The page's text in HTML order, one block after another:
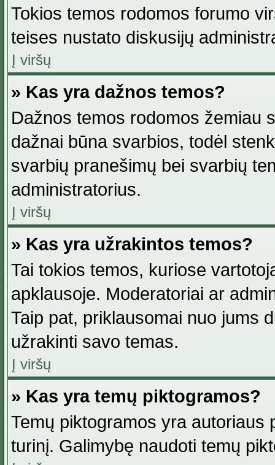
Tokios temos rodomos forumo
teises nustato diskusijų
Į viršų
» Kas yra dažnos temos?
Dažnos temos rodomos žemiau
dažnai būna svarbios, todėl
svarbių pranešimų bei svarbių
administratorius.
Į viršų
» Kas yra užrakintos temos?
Tai tokios temos, kuriose
apklausoje. Moderatoriai ar
Taip pat, priklausomai nuo jums
užrakinti savo temas.
Į viršų
» Kas yra temų piktogramos?
Temų piktogramos yra autoriaus
turinį. Galimybę naudoti temų